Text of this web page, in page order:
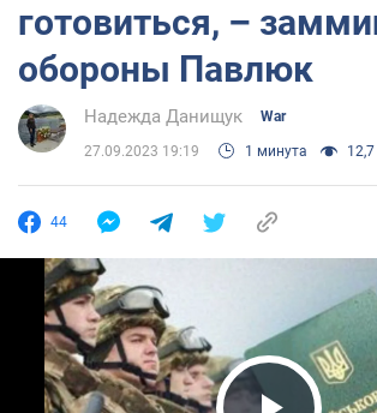
готовиться, –
обороны Павлюк
Надежда Данищук War
27.09.2023 19:19 1 минута 12,7
44